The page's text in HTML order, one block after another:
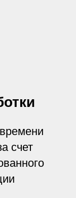
счет